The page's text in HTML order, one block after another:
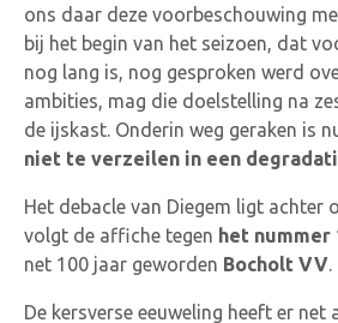
ons daar deze voorbeschouwing
bij het begin van het seizoen, dat
nog lang is, nog gesproken werd
ambities, mag die doelstelling na
de ijskast. Onderin weg geraken is
niet te verzeilen in een
Het debacle van Diegem ligt achter
volgt de affiche tegen het nummer
net 100 jaar geworden Bocholt VV.
De kersverse eeuweling heeft er net